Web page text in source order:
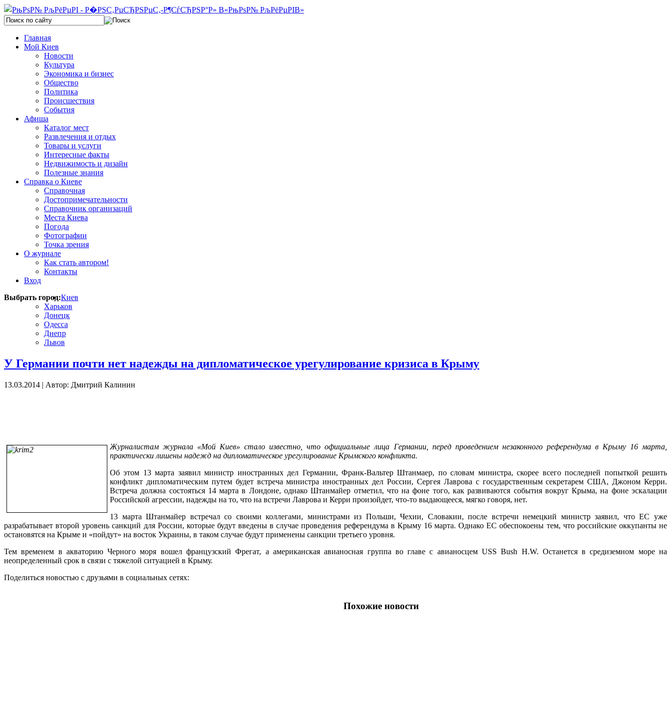
Главная
Мой Киев
Новости
Культура
Экономика и бизнес
Общество
Политика
Происшествия
События
Афиша
Каталог мест
Развлечения и отдых
Товары и услуги
Интересные факты
Недвижимость и дизайн
Полезные знания
Справка о Киеве
Справочная
Достопримечательности
Справочник организаций
Места Киева
Погода
Фотографии
Точка зрения
О журнале
Как стать автором!
Контакты
Вход
Выбрать город:Киев
Харьков
Донецк
Одесса
Днепр
Львов
У Германии почти нет надежды на дипломатическое урегулирование кризиса в Крыму
13.03.2014 | Автор: Дмитрий Калинин
Журналистам журнала «Мой Киев» стало известно, что официальные лица Германии, перед проведением незаконного референдума в Крыму 16 марта,
практически лишены надежд на дипломатическое урегулирование Крымского конфликта.
Об этом 13 марта заявил министр иностранных дел Германии, Франк-Вальтер Штанмаер, по словам министра, скорее всего последней попыткой решить
конфликт дипломатическим путем будет встреча министра иностранных дел России, Сергея Лаврова с государственным секретарем США, Джоном Керри.
Встреча должна состояться 14 марта в Лондоне, однако Штанмайер отметил, что на фоне того, как развиваются события вокруг Крыма, на фоне эскалации
Российской агрессии, надежды на то, что на встречи Лаврова и Керри произойдет, что-то выдающееся, мягко говоря, нет.
13 марта Штанмайер встречал со своими коллегами, министрами из Польши, Чехии, Словакии, после встречи немецкий министр заявил, что ЕС уже
разрабатывает второй уровень санкций для России, которые будут введены в случае проведения референдума в Крыму 16 марта. Однако ЕС обеспокоены тем, что российские оккупанты не
остановятся на Крыме и «пойдут» на восток Украины, в таком случае будут применены санкции третьего уровня.
Тем временем в акваторию Черного моря вошел французский Фрегат, а американская авианосная группа во главе с авианосцем USS Bush H.W. Останется в средиземном море на
неопределенный срок в связи с тяжелой ситуацией в Крыму.
Поделиться новостью с друзьями в социальных сетях:
Похожие новости